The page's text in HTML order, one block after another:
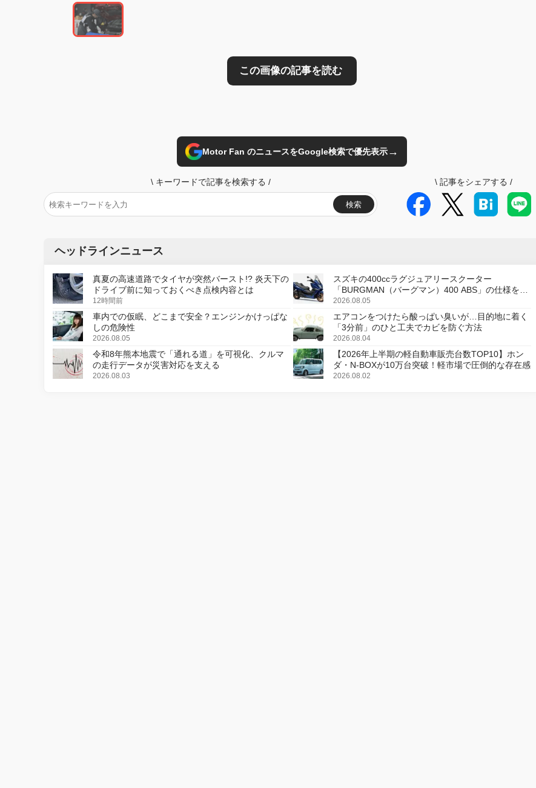
Motor Fan のニュースをGoogle検索で優先表示→
\ キーワードで記事を検索する /
検索
\ 記事をシェアする /
ヘッドラインニュース
真夏の高速道路でタイヤが突然バースト!? 炎天下の
ドライブ前に知っておくべき点検内容とは
12時間前
スズキの400ccラグジュアリースクーター
「BURGMAN（バーグマン）400 ABS」の仕様を変
更し、8月18日に発売
2026.08.05
車内での仮眠、どこまで安全？エンジンかけっぱな
しの危険性
2026.08.05
エアコンをつけたら酸っぱい臭いが…目的地に着く
「3分前」のひと工夫でカビを防ぐ方法
2026.08.04
令和8年熊本地震で「通れる道」を可視化、クルマ
の走行データが災害対応を支える
2026.08.03
【2026年上半期の軽自動車販売台数TOP10】ホン
ダ・N-BOXが10万台突破！軽市場で圧倒的な存在感
2026.08.02